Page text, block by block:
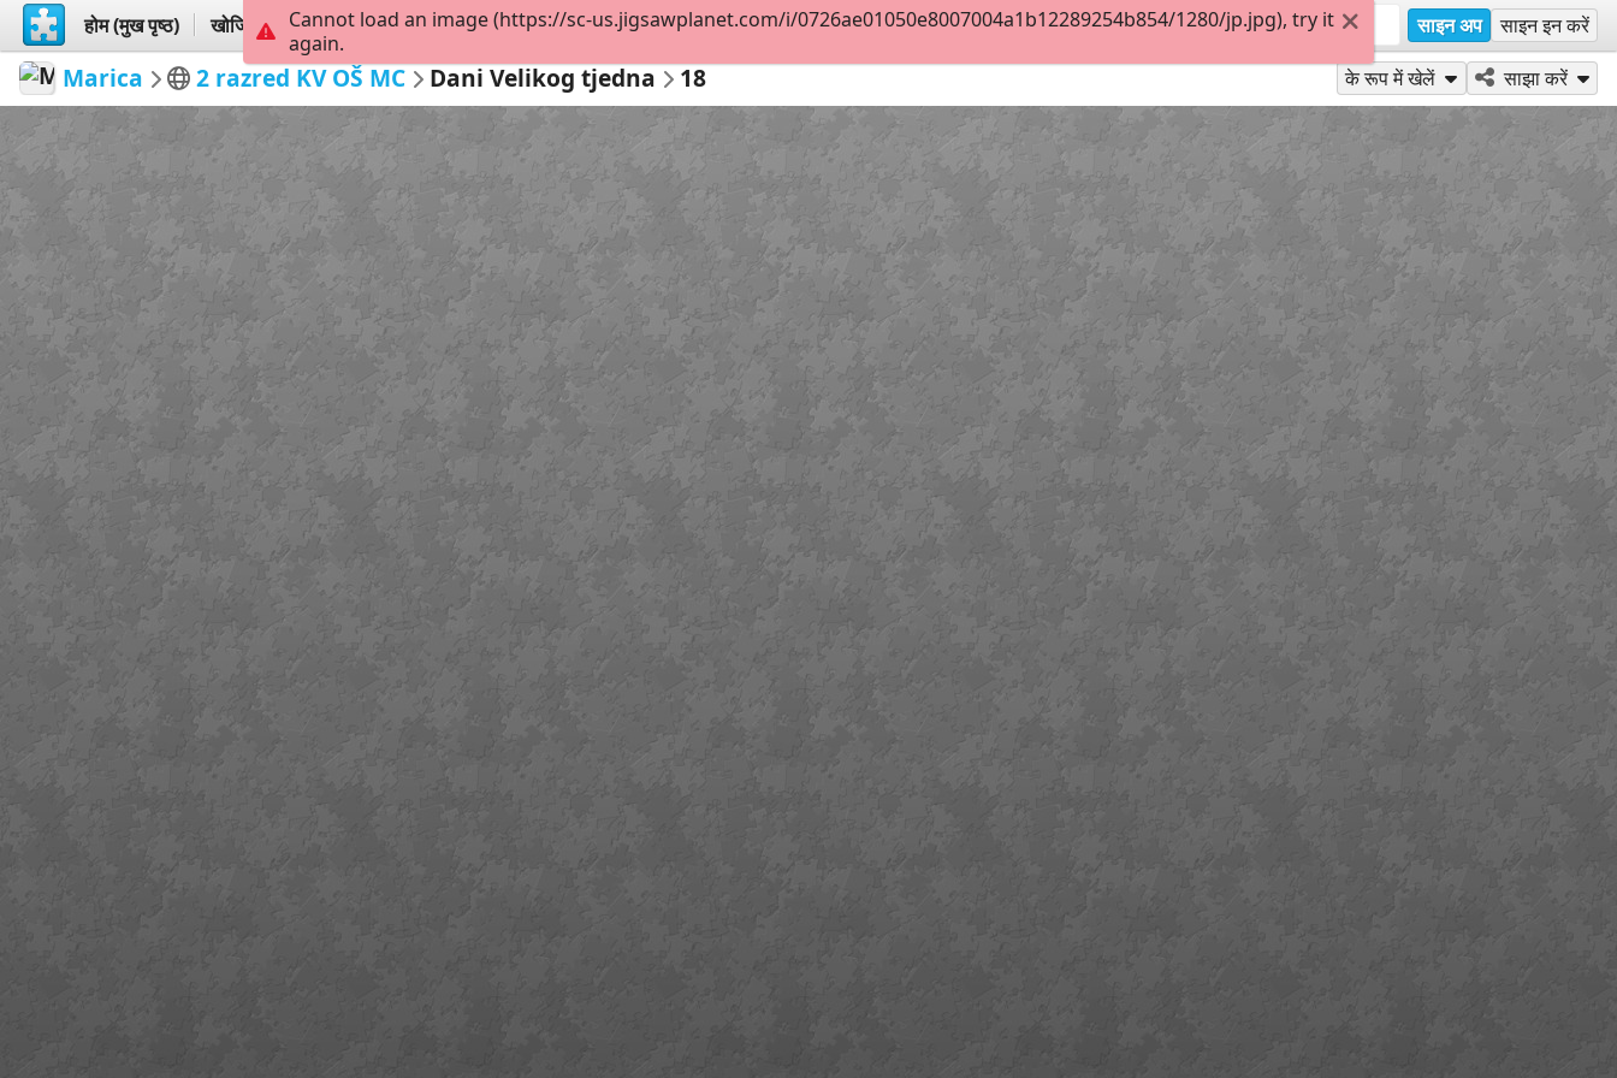
होम (मुख पृष्ठ) खोजिये बनायें साइन अप साइन इन करें
Marica 2 razred KV OŠ MC Dani Velikog tjedna 18 के रूप में खेलें साझा करें
Cannot load an image (https://sc-us.jigsawplanet.com/i/0726ae01050e8007004a1b12289254b854/1280/jp.jpg), try it
again.